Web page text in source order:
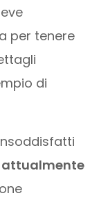
per tenere
di